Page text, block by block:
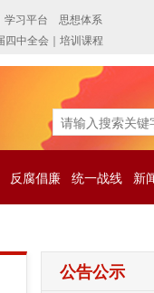
反腐倡廉 统一战线 新
公告公示